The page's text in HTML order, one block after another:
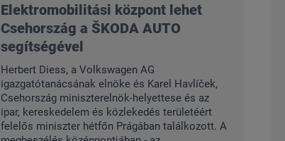
Elektromobilitási központ lehet
Csehország a ŠKODA AUTO
segítségével
Herbert Diess, a Volkswagen AG
igazgatótanácsának elnöke és Karel Havlíček,
Csehország miniszterelnök-helyettese és az
ipar, kereskedelem és közlekedés területéért
felelős miniszter hétfőn Prágában találkozott. A